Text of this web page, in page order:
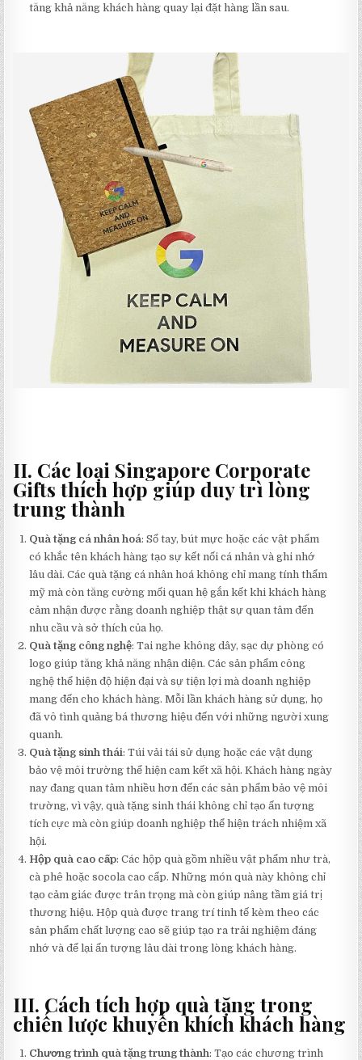
tăng khả năng khách hàng quay lại đặt hàng lần sau.
II. Các loại Singapore Corporate
Gifts thích hợp giúp duy trì lòng
trung thành
Quà tặng cá nhân hoá: Sổ tay, bút mực hoặc các vật phẩm
có khắc tên khách hàng tạo sự kết nối cá nhân và ghi nhớ
lâu dài. Các quà tặng cá nhân hoá không chỉ mang tính thẩm
mỹ mà còn tăng cường mối quan hệ gắn kết khi khách hàng
cảm nhận được rằng doanh nghiệp thật sự quan tâm đến
nhu cầu và sở thích của họ.
Quà tặng công nghệ: Tai nghe không dây, sạc dự phòng có
logo giúp tăng khả năng nhận diện. Các sản phẩm công
nghệ thể hiện độ hiện đại và sự tiện lợi mà doanh nghiệp
mang đến cho khách hàng. Mỗi lần khách hàng sử dụng, họ
đã vô tình quảng bá thương hiệu đến với những người xung
quanh.
Quà tặng sinh thái: Túi vải tái sử dụng hoặc các vật dụng
bảo vệ môi trường thể hiện cam kết xã hội. Khách hàng ngày
nay đang quan tâm nhiều hơn đến các sản phẩm bảo vệ môi
trường, vì vậy, quà tặng sinh thái không chỉ tạo ấn tượng
tích cực mà còn giúp doanh nghiệp thể hiện trách nhiệm xã
hội.
Hộp quà cao cấp: Các hộp quà gồm nhiều vật phẩm như trà,
cà phê hoặc socola cao cấp. Những món quà này không chỉ
tạo cảm giác được trân trọng mà còn giúp nâng tầm giá trị
thương hiệu. Hộp quà được trang trí tinh tế kèm theo các
sản phẩm chất lượng cao sẽ giúp tạo ra trải nghiệm đáng
nhớ và để lại ấn tượng lâu dài trong lòng khách hàng.
III. Cách tích hợp quà tặng trong
chiến lược khuyến khích khách hàng
Chương trình quà tặng trung thành: Tạo các chương trình